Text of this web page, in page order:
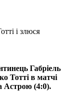
Габріель
Тотті в матчі
Астрою (4:0).